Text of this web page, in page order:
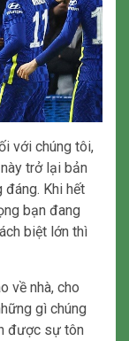
với chúng tôi,
trở lại bản
Khi hết
bạn đang
biệt lớn thì
về nhà, cho
gì chúng
được sự tôn